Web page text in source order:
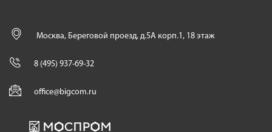
Москва, Береговой проезд, д.5А корп.1, 18 этаж
8 (495) 937-69-32
office@bigcom.ru